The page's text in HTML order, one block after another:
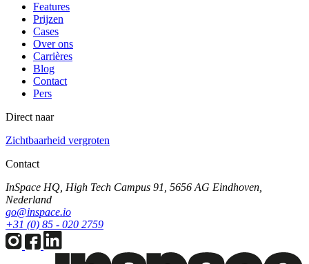
Features
Prijzen
Cases
Over ons
Carrières
Blog
Contact
Pers
Direct naar
Zichtbaarheid vergroten
Contact
InSpace HQ, High Tech Campus 91, 5656 AG Eindhoven,
Nederland
go@inspace.io
+31 (0) 85 - 020 2759